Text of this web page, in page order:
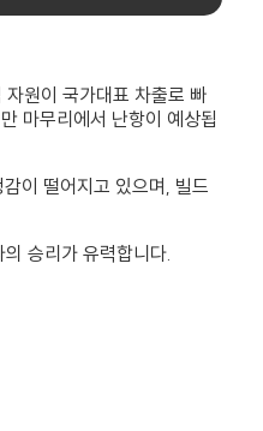
원이 국가대표 차출로 빠
마무리에서 난항이 예상됩
이 떨어지고 있으며, 빌드
승리가 유력합니다.